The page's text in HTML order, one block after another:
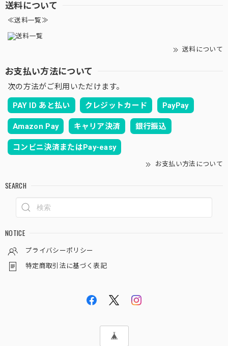
送料について
≪送料一覧≫
送料について
お支払い方法について
次の方法がご利用いただけます。
PAY ID あと払い クレジットカード PayPay
Amazon Pay キャリア決済 銀行振込
コンビニ決済またはPay-easy
お支払い方法について
SEARCH
NOTICE
プライバシーポリシー
特定商取引法に基づく表記